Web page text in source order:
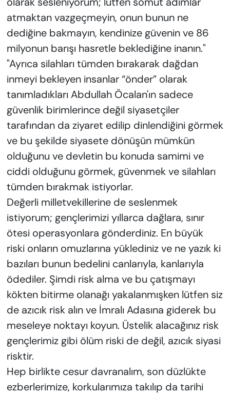
atmaktan vazgeçmeyin, onun bunun ne
dediğine bakmayın, kendinize güvenin ve 86
milyonun barışı hasretle beklediğine inanın."
"Ayrıca silahları tümden bırakarak dağdan
inmeyi bekleyen insanlar “önder” olarak
tanımladıkları Abdullah Öcalan'ın sadece
güvenlik birimlerince değil siyasetçiler
tarafından da ziyaret edilip dinlendiğini görmek
ve bu şekilde siyasete dönüşün mümkün
olduğunu ve devletin bu konuda samimi ve
ciddi olduğunu görmek, güvenmek ve silahları
tümden bırakmak istiyorlar.
Değerli milletvekillerine de seslenmek
istiyorum; gençlerimizi yıllarca dağlara, sınır
ötesi operasyonlara gönderdiniz. En büyük
riski onların omuzlarına yüklediniz ve ne yazık ki
bazıları bunun bedelini canlarıyla, kanlarıyla
ödediler. Şimdi risk alma ve bu çatışmayı
kökten bitirme olanağı yakalanmışken lütfen siz
de azıcık risk alın ve İmralı Adasına giderek bu
meseleye noktayı koyun. Üstelik alacağınız risk
gençlerimiz gibi ölüm riski de değil, azıcık siyasi
risktir.
Hep birlikte cesur davranalım, son düzlükte
ezberlerimize, korkularımıza takılıp da tarihi